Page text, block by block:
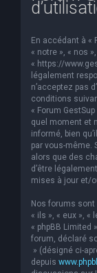
En accédant à «
« notre », « nos
« https://
légalement
n’acceptez pas
conditions
« Forum
quel moment et
informé, bien
par vous-même.
alors que des
d’être
mises à jour et/
Nos forums sont
« ils », « eux », «
« phpBB Limited
forum, déclaré
» (désigné ci-
depuis